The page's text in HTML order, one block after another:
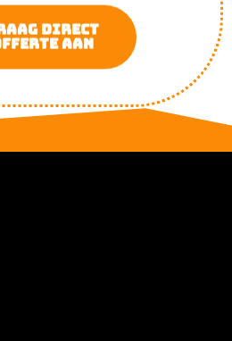
direct
aan